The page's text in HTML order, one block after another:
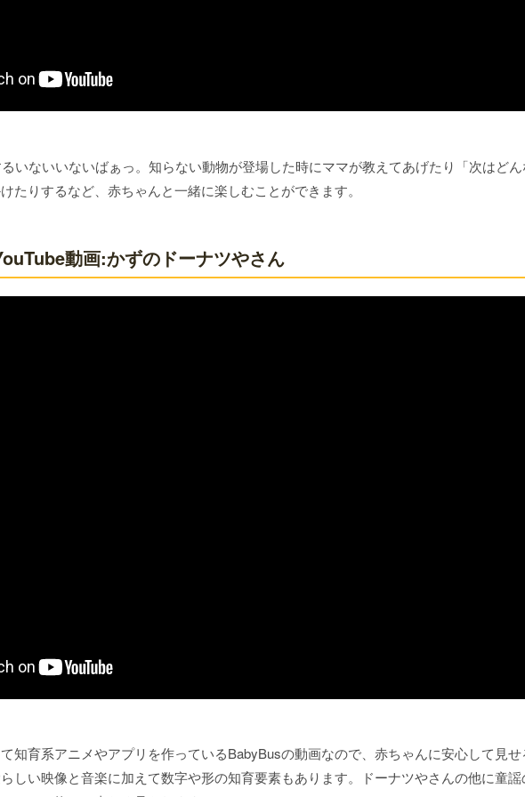
いないいないばぁっ。知らない動物が登場した時にママが教えてあげたり「次はど
たりするなど、赤ちゃんと一緒に楽しむことができます。
動画:かずのドーナツやさん
知育系アニメやアプリを作っているBabyBusの動画なので、赤ちゃんに安心して見せ
しい映像と音楽に加えて数字や形の知育要素もあります。ドーナツやさんの他に童謡